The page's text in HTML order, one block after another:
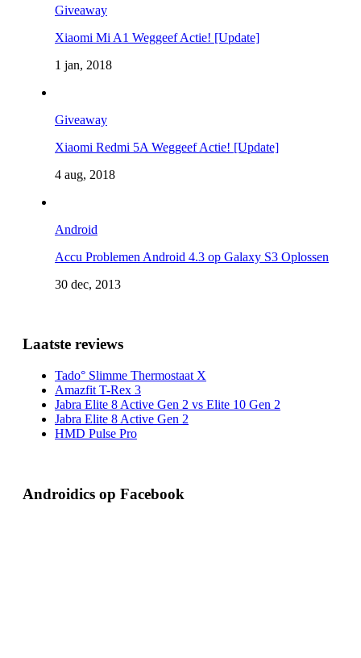
Giveaway
Xiaomi Mi A1 Weggeef Actie! [Update]
1 jan, 2018
Giveaway
Xiaomi Redmi 5A Weggeef Actie! [Update]
4 aug, 2018
Android
Accu Problemen Android 4.3 op Galaxy S3 Oplossen
30 dec, 2013
Laatste reviews
Tado° Slimme Thermostaat X
Amazfit T-Rex 3
Jabra Elite 8 Active Gen 2 vs Elite 10 Gen 2
Jabra Elite 8 Active Gen 2
HMD Pulse Pro
Androidics op Facebook